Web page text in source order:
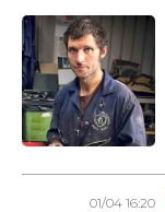
01/04 16:20